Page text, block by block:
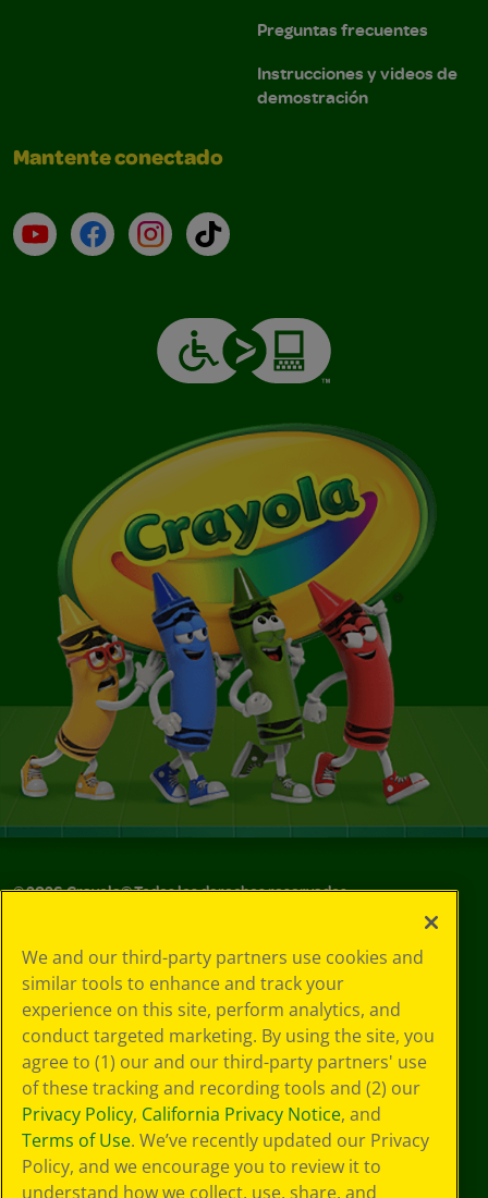
Preguntas frecuentes
Instrucciones y videos de
demostración
Mantente conectado
YouTube (en inglés)
Facebook (en inglés)
Instagram (en inglés)
TikTok
©2026Crayola® Todos los derechos reservados.
de privacidad
Política de
privacidad
Términos de SMS
GDPR
Aviso de
privacidad de CA
Cookie
Preferences
Condiciones de
uso
We and our third-party partners use cookies and
similar tools to enhance and track your
experience on this site, perform analytics, and
conduct targeted marketing. By using the site, you
agree to (1) our and our third-party partners' use
of these tracking and recording tools and (2) our
Privacy Policy, California Privacy Notice, and
Terms of Use. We’ve recently updated our Privacy
Policy, and we encourage you to review it to
understand how we collect, use, share, and